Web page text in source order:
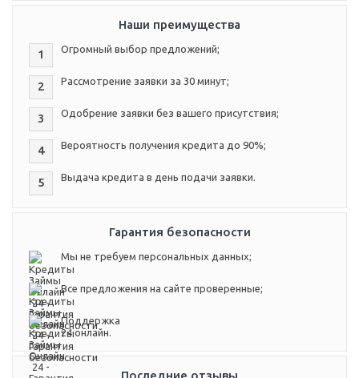
Наши преимущества
1 Огромный выбор предложений;
2 Рассмотрение заявки за 30 минут;
3 Одобрение заявки без вашего присутствия;
4 Вероятность получения кредита до 90%;
5 Выдача кредита в день подачи заявки.
Гарантия безопасности
Мы не требуем персональных данных;
Все предложения на сайте проверенные;
Поддержка
24 онлайн.
Последние отзывы